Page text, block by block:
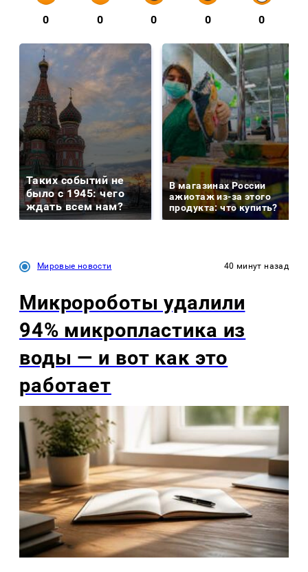
0 0 0 0 0
Таких событий не
было с 1945: чего
ждать всем нам?
В магазинах России
ажиотаж из-за этого
продукта: что купить?
Мировые новости 40 минут назад
Микророботы удалили
94% микропластика из
воды — и вот как это
работает